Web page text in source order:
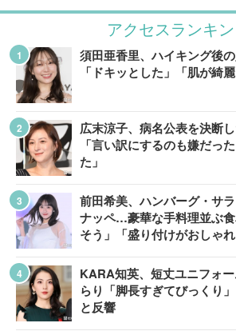
アクセスランキ
須田亜香里、ハイキング後
「ドキッとした」「肌が綺
広末涼子、病名公表を決断
「言い訳にするのも嫌だっ
た」
前田希美、ハンバーグ・サ
ナッペ…豪華な手料理並ぶ
そう」「盛り付けがおしゃ
KARA知英、短丈ユニフォ
らり「脚長すぎてびっくり
と反響